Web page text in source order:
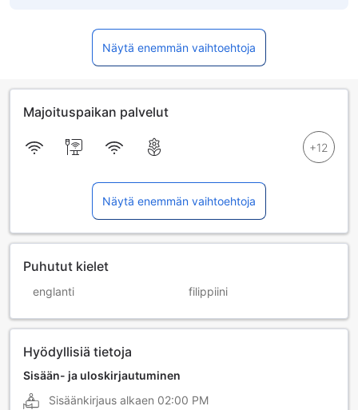
Näytä enemmän vaihtoehtoja
Majoituspaikan palvelut
Näytä enemmän vaihtoehtoja
Puhutut kielet
englanti filippiini
Hyödyllisiä tietoja
Sisään- ja uloskirjautuminen
Sisäänkirjaus alkaen 02:00 PM